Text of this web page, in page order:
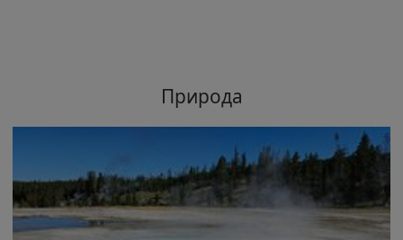
Природа